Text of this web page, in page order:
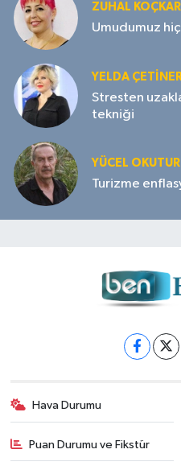
ZUHAL KOÇKAR
Umudumuz
YELDA
Stresten
tekniği
YÜCEL OKUTUR
Turizme
Hava Durumu
Puan Durumu ve Fikstür